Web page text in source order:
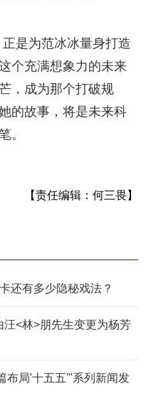
正是为范冰冰量身打造
个充满想象力的未来
，成为那个打破规
的故事，将是未来科
。
【责任编辑：何三畏】
还有多少隐秘戏法？
<林>朋先生变更为杨芳
布局'十五五'"系列新闻发